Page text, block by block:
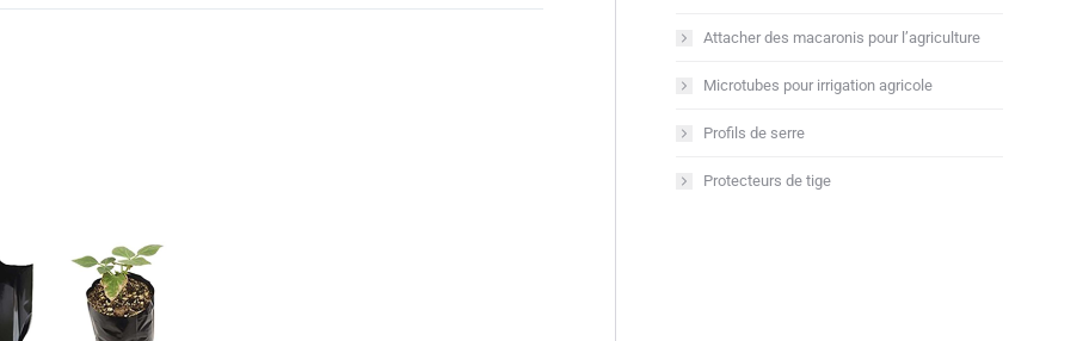
Attacher des macaronis pour l’agriculture
Microtubes pour irrigation agricole
Profils de serre
Protecteurs de tige